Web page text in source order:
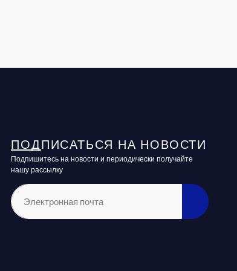
ПОДПИСАТЬСЯ НА НОВОСТИ
Подпишитесь на новости и периодически получайте
нашу рассылку